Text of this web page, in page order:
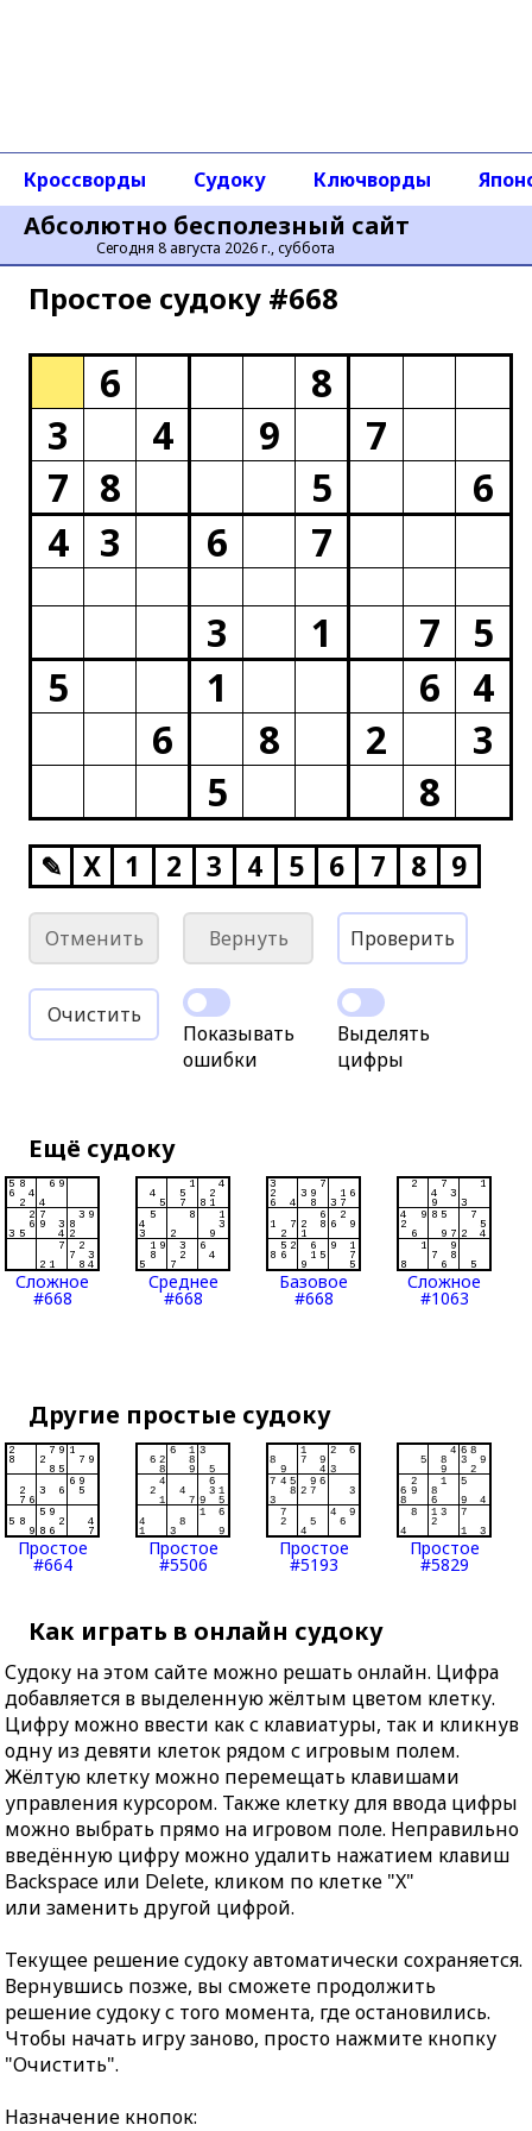
Абсолютно бесполезный сайт
Сегодня 8 августа 2026 г., суббота
Кроссворды Судоку Ключворды
Простое cудоку #668
6
8
3
4 9
7
7
8 5
6
4
3 6
7
3
1 7
5
5
1 6
4
6
8 2
3
5
8
✎ X 1 2 3 4 5 6 7 8 9
Отменить Вернуть Проверить
Очистить
Показывать
ошибки
Выделять
цифры
Ещё судоку
Сложное
#668
Среднее
#668
Базовое
#668
Сложное
#1063
Другие простые судоку
Простое
#664
Простое
#5506
Простое
#5193
Простое
#5829
Как играть в онлайн судоку
Судоку на этом сайте можно решать онлайн. Цифра
добавляется в выделенную жёлтым цветом клетку.
Цифру можно ввести как с клавиатуры, так и кликнув
одну из девяти клеток рядом с игровым полем.
Жёлтую клетку можно перемещать клавишами
управления курсором. Также клетку для ввода цифры
можно выбрать прямо на игровом поле. Неправильно
введённую цифру можно удалить нажатием клавиш
Backspace или Delete, кликом по клетке "X"
или заменить другой цифрой.
Текущее решение судоку автоматически сохраняется.
Вернувшись позже, вы сможете продолжить
решение судоку с того момента, где остановились.
Чтобы начать игру заново, просто нажмите кнопку
"Очистить".
Назначение кнопок: